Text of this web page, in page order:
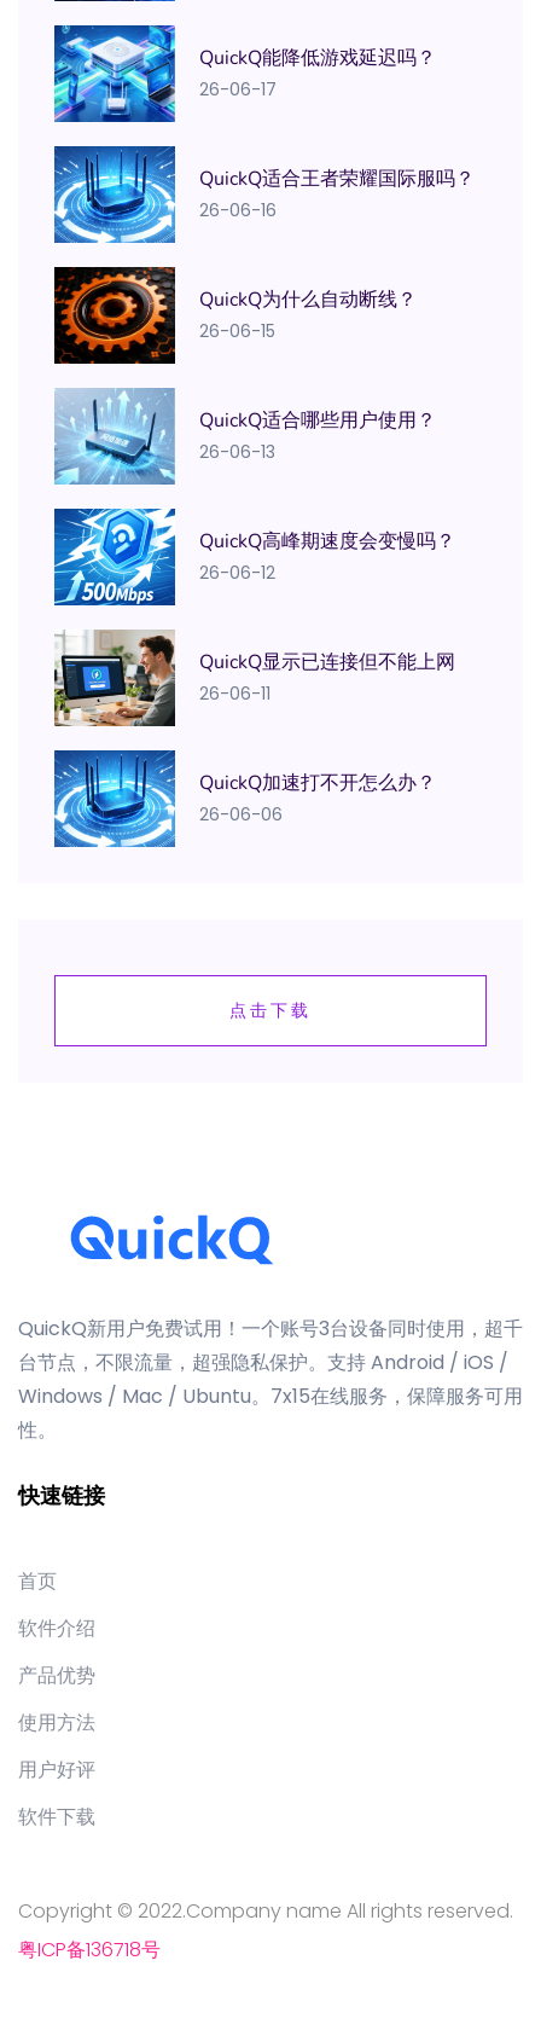
QuickQ能降低游戏延迟吗？
26-06-17
QuickQ适合王者荣耀国际服吗？
26-06-16
QuickQ为什么自动断线？
26-06-15
QuickQ适合哪些用户使用？
26-06-13
QuickQ高峰期速度会变慢吗？
26-06-12
QuickQ显示已连接但不能上网
26-06-11
QuickQ加速打不开怎么办？
26-06-06
点击下载
QuickQ新用户免费试用！一个账号3台设备同时使用，超千
台节点，不限流量，超强隐私保护。支持 Android / iOS /
Windows / Mac / Ubuntu。7x15在线服务，保障服务可用
性。
快速链接
首页
软件介绍
产品优势
使用方法
用户好评
软件下载
Copyright © 2022.Company name All rights reserved.
粤ICP备136718号